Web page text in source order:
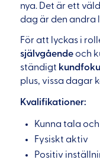
nya. Det är ett
dag är den andra
För att lyckas i
självgåendeoch
ständigt
plus, vissa dagar
Kvalifikationer:
Kunna tala
Fysiskt aktiv
Positiv